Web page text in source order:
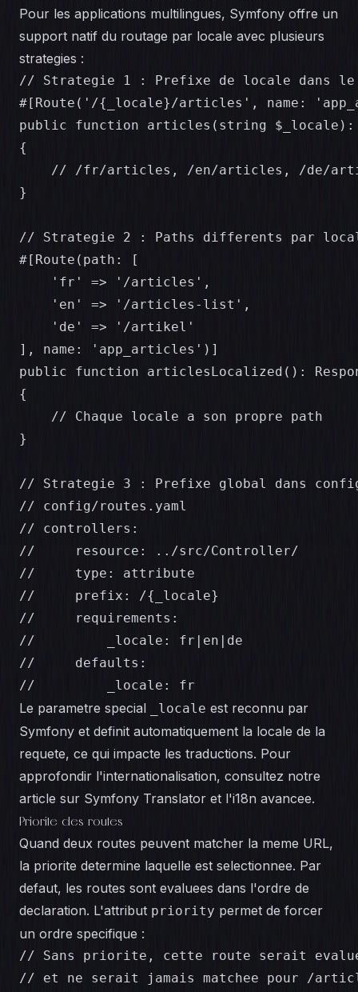
Pour les applications multilingues, Symfony offre un
support natif du routage par locale avec plusieurs
strategies :
// Strategie 1 : Prefixe de locale dans le
#[Route('/{_locale}/articles', name:
public function articles(string $_locale):
{
// /fr/articles, /en/articles, /de/
}
// Strategie 2 : Paths differents par
#[Route(path: [
    'fr' => '/articles',
    'en' => '/articles-list',
    'de' => '/artikel'
], name: 'app_articles')]
public function articlesLocalized():
{
    // Chaque locale a son propre path
}
// Strategie 3 : Prefixe global dans
// config/routes.yaml
// controllers:
//     resource: ../src/Controller/
//     type: attribute
//     prefix: /{_locale}
//     requirements:
//         _locale: fr|en|de
//     defaults:
//         _locale: fr
Le parametre special _locale est reconnu par
Symfony et definit automatiquement la locale de la
requete, ce qui impacte les traductions. Pour
approfondir l'internationalisation, consultez notre
article sur Symfony Translator et l'i18n avancee.
Priorite des routes
Quand deux routes peuvent matcher la meme URL,
la priorite determine laquelle est selectionnee. Par
defaut, les routes sont evaluees dans l'ordre de
declaration. L'attribut priority permet de forcer
un ordre specifique :
// Sans priorite, cette route serait
// et ne serait jamais matchee pour /